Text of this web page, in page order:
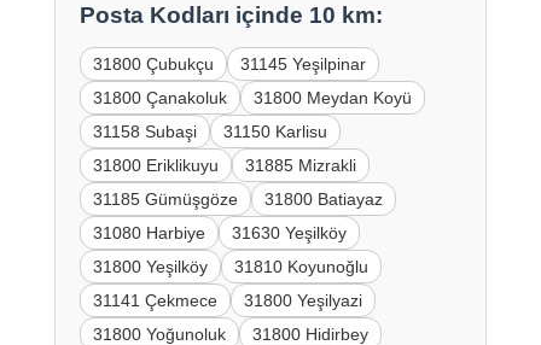
Posta Kodları içinde 10 km:
31800 Çubukçu
31145 Yeşilpinar
31800 Çanakoluk
31800 Meydan Koyü
31158 Subaşi
31150 Karlisu
31800 Eriklikuyu
31885 Mizrakli
31185 Gümüşgöze
31800 Batiayaz
31080 Harbiye
31630 Yeşilköy
31800 Yeşilköy
31810 Koyunoğlu
31141 Çekmece
31800 Yeşilyazi
31800 Yoğunoluk
31800 Hidirbey